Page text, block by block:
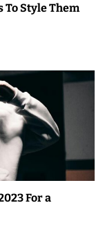
To Style Them
For a